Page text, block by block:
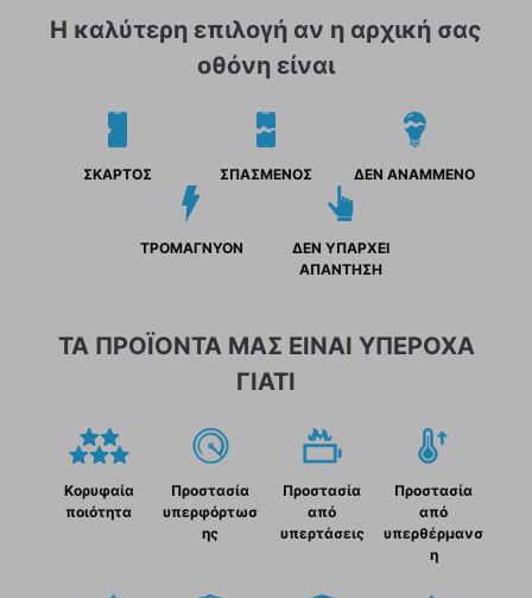
Η καλύτερη επιλογή αν η αρχική σας
οθόνη είναι
ΣΚΑΡΤΟΣ ΣΠΑΣΜΕΝΟΣ ΔΕΝ ΑΝΑΜΜΕΝΟ
ΤΡΟΜΑΓΝΥΟΝ
ΔΕΝ ΥΠΑΡΧΕΙ
ΑΠΑΝΤΗΣΗ
ΤΑ ΠΡΟΪΟΝΤΑ ΜΑΣ ΕΙΝΑΙ ΥΠΕΡΟΧΑ
ΓΙΑΤΙ
Κορυφαία
ποιότητα
Προστασία
υπερφόρτωσ
ης
Προστασία
από
υπερτάσεις
Προστασία
από
υπερθέρμανσ
η